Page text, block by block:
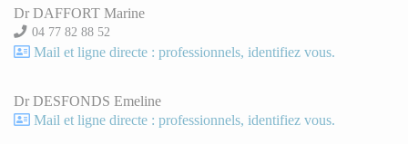
Dr DAFFORT Marine
04 77 82 88 52
Mail et ligne directe : professionnels, identifiez vous.
Dr DESFONDS Emeline
Mail et ligne directe : professionnels, identifiez vous.